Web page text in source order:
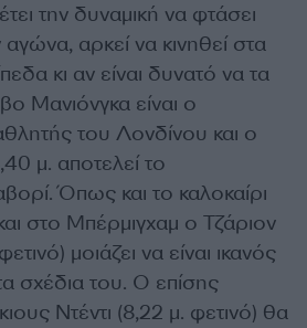
την δυναμική να φτάσει
αρκεί να κινηθεί στα
κι αν είναι δυνατό να τα
Μανιόνγκα είναι ο
του Λονδίνου και ο
μ. αποτελεί το
Όπως και το καλοκαίρι
στο Μπέρμιγχαμ ο Τζάριον
μοιάζει να είναι ικανός
σχέδια του. Ο επίσης
Ντέντι (8,22 μ. φετινό) θα